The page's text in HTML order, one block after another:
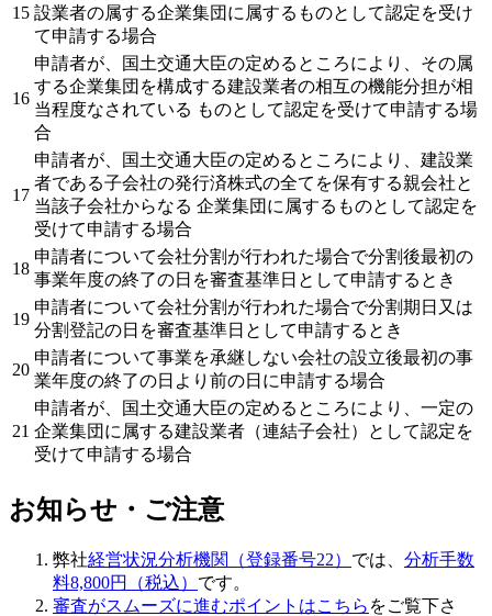
15 設業者の属する企業集団に属するものとして認定を受け
て申請する場合
16
申請者が、国土交通大臣の定めるところにより、その属
する企業集団を構成する建設業者の相互の機能分担が相
当程度なされている ものとして認定を受けて申請する場
合
17
申請者が、国土交通大臣の定めるところにより、建設業
者である子会社の発行済株式の全てを保有する親会社と
当該子会社からなる 企業集団に属するものとして認定を
受けて申請する場合
18
申請者について会社分割が行われた場合で分割後最初の
事業年度の終了の日を審査基準日として申請するとき
19
申請者について会社分割が行われた場合で分割期日又は
分割登記の日を審査基準日として申請するとき
20
申請者について事業を承継しない会社の設立後最初の事
業年度の終了の日より前の日に申請する場合
21
申請者が、国土交通大臣の定めるところにより、一定の
企業集団に属する建設業者（連結子会社）として認定を
受けて申請する場合
お知らせ・ご注意
弊社経営状況分析機関（登録番号22） では、 分析手数
料8,800円（税込） です。
審査がスムーズに進むポイントはこちら をご覧下さ